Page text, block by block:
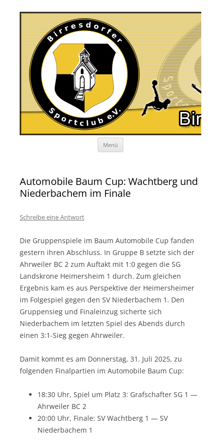
Menü
Automobile Baum Cup: Wachtberg und
Niederbachem im Finale
Schreibe eine Antwort
Die Gruppenspiele im Baum Automobile Cup fanden
gestern ihren Abschluss. In Gruppe B setzte sich der
Ahrweiler BC 2 zum Auftakt mit 1:0 gegen die SG
Landskrone Heimersheim 1 durch. Zum gleichen
Ergebnis kam es aus Perspektive der Heimersheimer
im Folgespiel gegen den SV Niederbachem 1. Den
Gruppensieg und Finaleinzug sicherte sich
Niederbachem im letzten Spiel des Abends durch
einen 3:1-Sieg gegen Ahrweiler.
Damit kommt es am Donnerstag, 31. Juli 2025, zu
folgenden Finalpartien im Automobile Baum Cup:
18:30 Uhr, Spiel um Platz 3: Grafschafter SG 1 —
Ahrweiler BC 2
20:00 Uhr, Finale: SV Wachtberg 1 — SV
Niederbachem 1